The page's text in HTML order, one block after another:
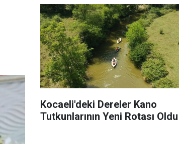
Kocaeli'deki Dereler Kano
Tutkunlarının Yeni Rotası Oldu